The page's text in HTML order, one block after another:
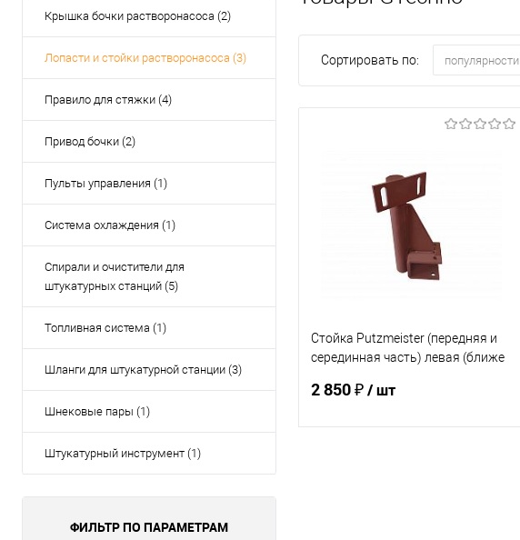
Крышка бочки растворонасоса (2)
Лопасти и стойки растворонасоса (3)
Правило для стяжки (4)
Привод бочки (2)
Пульты управления (1)
Система охлаждения (1)
Спирали и очистители для
штукатурных станций (5)
Топливная система (1)
Шланги для штукатурной станции (3)
Шнековые пары (1)
Штукатурный инструмент (1)
ФИЛЬТР ПО ПАРАМЕТРАМ
Сортировать по: популярности
Стойка Putzmeister (передняя и
серединная часть) левая (ближе
2 850 ₽/ шт